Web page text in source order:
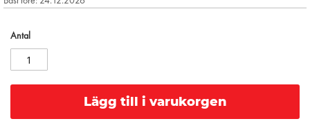
gallery
Antal
Lägg till i varukorgen